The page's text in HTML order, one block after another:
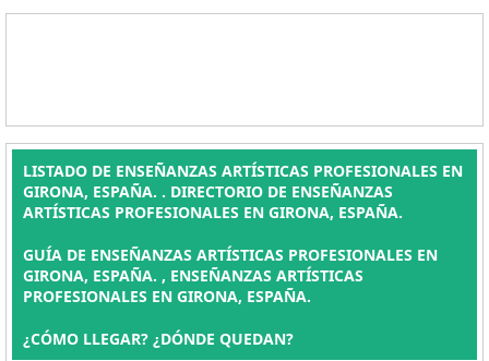
LISTADO DE ENSEÑANZAS ARTÍSTICAS PROFESIONALES EN
GIRONA, ESPAÑA. . DIRECTORIO DE ENSEÑANZAS
ARTÍSTICAS PROFESIONALES EN GIRONA, ESPAÑA.
GUÍA DE ENSEÑANZAS ARTÍSTICAS PROFESIONALES EN
GIRONA, ESPAÑA. , ENSEÑANZAS ARTÍSTICAS
PROFESIONALES EN GIRONA, ESPAÑA.
¿CÓMO LLEGAR? ¿DÓNDE QUEDAN?